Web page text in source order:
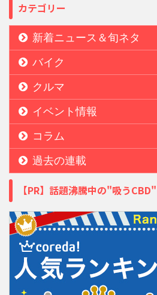
カテゴリー
新着ニュース＆旬ネタ
バイク
クルマ
イベント情報
コラム
過去の連載
【PR】話題沸騰中の"吸うCBD"